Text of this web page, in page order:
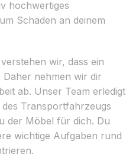
hochwertiges
Schäden an deinem
wir, dass ein
Daher nehmen wir dir
ab. Unser Team erledigt
Transportfahrzeugs
der Möbel für dich. Du
wichtige Aufgaben rund